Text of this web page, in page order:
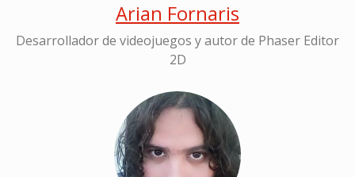
Arian Fornaris
Desarrollador de videojuegos y autor de Phaser Editor
2D